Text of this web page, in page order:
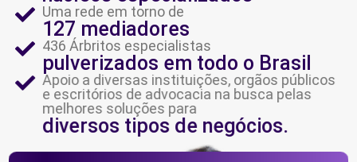
Uma rede em torno de
127 mediadores
436 Árbritos especialistas
pulverizados em todo o Brasil
Apoio a diversas instituições, orgãos públicos
e escritórios de advocacia na busca pelas
melhores soluções para
diversos tipos de negócios.